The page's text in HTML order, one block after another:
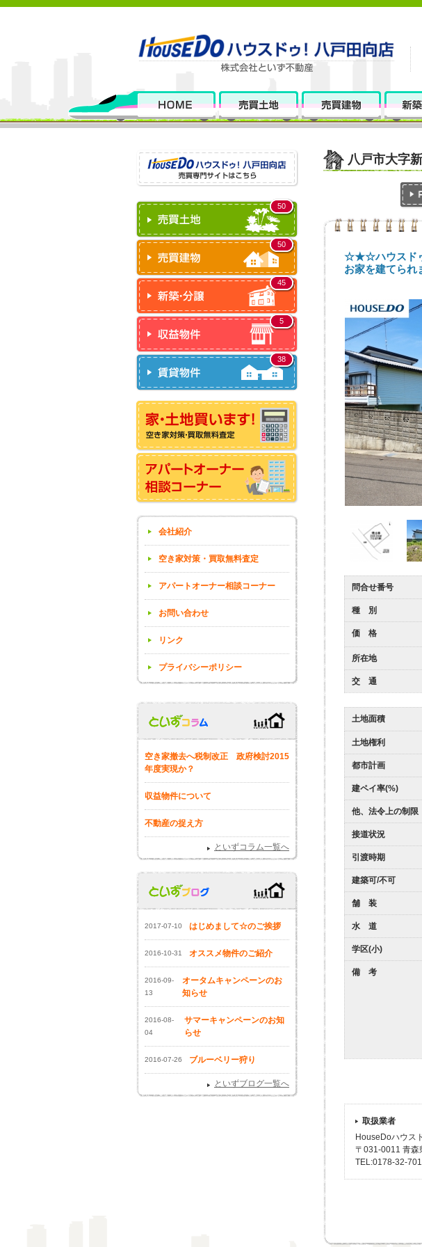
50
50
45
5
38
会社紹介
空き家対策・買取無料査定
アパートオーナー相談コーナー
お問い合わせ
リンク
プライバシーポリシー
空き家撤去へ税制改正 政府検討2015
年度実現か？
収益物件について
不動産の捉え方
といずコラム一覧へ
2017-07-10 はじめまして☆のご挨拶
2016-10-31 オススメ物件のご紹介
2016-09-
13
オータムキャンペーンのお
知らせ
2016-08-
04
サマーキャンペーンのお知
らせ
2016-07-26 ブルーベリー狩り
といずブログ一覧へ
八戸市大字
☆★☆ハウスドゥ
お家を建てられ
問合せ番号
種 別
価 格
所在地
交 通
土地面積
土地権利
都市計画
建ペイ率(%)
他、法令上の制限
接道状況
引渡時期
建築可/不可
舗 装
水 道
学区(小)
備 考
取扱業者
HouseDoハウス
〒031-0011 青森
TEL:0178-32-